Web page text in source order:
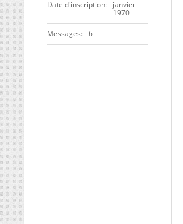
Date d'inscription
janvier
1970
Messages 6